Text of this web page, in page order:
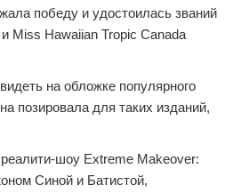
победу и удостоилась званий
Miss Hawaiian Tropic Canada
на обложке популярного
позировала для таких изданий,
шоу Extreme Makeover:
Синой и Батистой,